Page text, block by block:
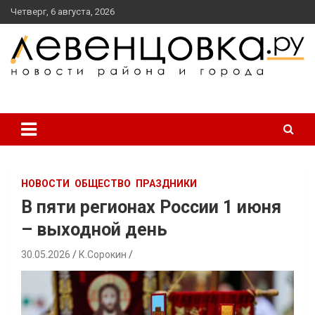
перейти
к
содержанию
Четверг, 6 августа, 2026
НОВОСТИ ОБЩЕСТВО ПРАЗДНИКИ
В пяти регионах России 1 июня
– выходной день
30.05.2026 К.Сорокин